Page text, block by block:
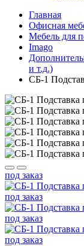
Главная
Офисная
Мебель для
Imago
и т.д.)
СБ-1
под заказ
под заказ
под заказ
под заказ